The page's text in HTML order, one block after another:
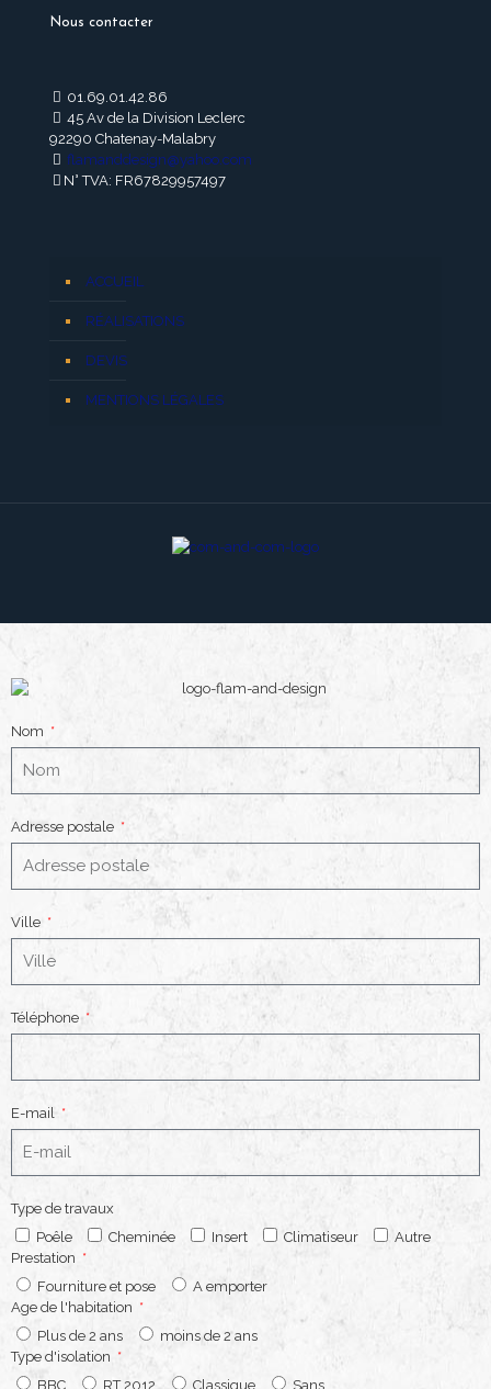
Nous contacter
01.69.01.42.86
45 Av de la Division Leclerc
92290 Chatenay-Malabry
flamanddesign@yahoo.com
N° TVA: FR67829957497
ACCUEIL
RÉALISATIONS
DEVIS
MENTIONS LÉGALES
Nom
Adresse postale
Ville
Téléphone
E-mail
Type de travaux
Poêle
Cheminée Insert Climatiseur
Autre
Prestation
Fourniture et pose
A emporter
Age de l'habitation
Plus de 2 ans
moins de 2 ans
Type d'isolation
BBC
RT 2012 Classique Sans